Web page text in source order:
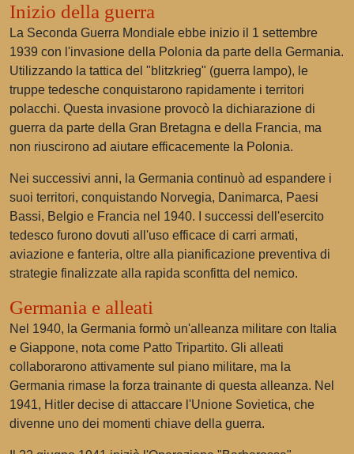
Inizio della guerra
La Seconda Guerra Mondiale ebbe inizio il 1 settembre
1939 con l'invasione della Polonia da parte della Germania.
Utilizzando la tattica del "blitzkrieg" (guerra lampo), le
truppe tedesche conquistarono rapidamente i territori
polacchi. Questa invasione provocò la dichiarazione di
guerra da parte della Gran Bretagna e della Francia, ma
non riuscirono ad aiutare efficacemente la Polonia.
Nei successivi anni, la Germania continuò ad espandere i
suoi territori, conquistando Norvegia, Danimarca, Paesi
Bassi, Belgio e Francia nel 1940. I successi dell'esercito
tedesco furono dovuti all'uso efficace di carri armati,
aviazione e fanteria, oltre alla pianificazione preventiva di
strategie finalizzate alla rapida sconfitta del nemico.
Germania e alleati
Nel 1940, la Germania formò un'alleanza militare con Italia
e Giappone, nota come Patto Tripartito. Gli alleati
collaborarono attivamente sul piano militare, ma la
Germania rimase la forza trainante di questa alleanza. Nel
1941, Hitler decise di attaccare l'Unione Sovietica, che
divenne uno dei momenti chiave della guerra.